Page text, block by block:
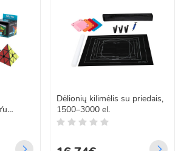
Dėlionių kilimėlis su priedais,
1500–3000 el.